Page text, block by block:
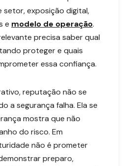
setor, exposição digital,
e modelo de operação.
precisa saber qual
proteger e quais
essa confiança.
reputação não se
a segurança falha. Ela se
mostra que não
do risco. Em
não é prometer
preparo,